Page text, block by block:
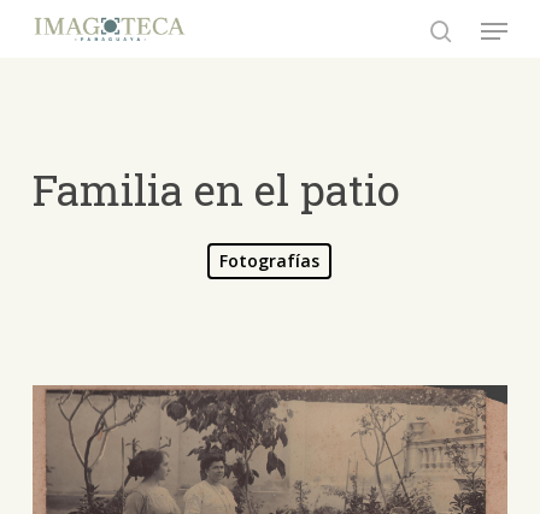
Menu
Familia en el patio
Fotografías